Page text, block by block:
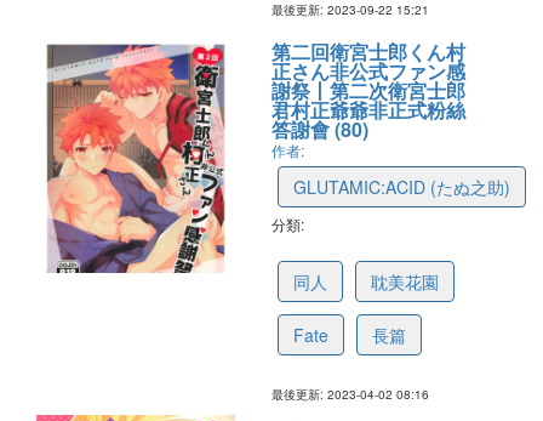
最後更新: 2023-09-22 15:21
第二回衛宮士郎くん村
正さん非公式ファン感
謝祭丨第二次衛宮士郎
君村正爺爺非正式粉絲
答謝會 (80)
作者:
GLUTAMIC:ACID (たぬ之助)
分類:
同人 耽美花園
Fate 長篇
最後更新: 2023-04-02 08:16